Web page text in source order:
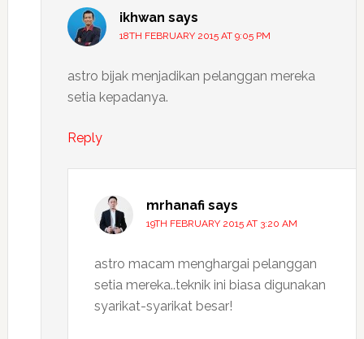
ikhwan says
18TH FEBRUARY 2015 AT 9:05 PM
astro bijak menjadikan pelanggan mereka
setia kepadanya.
Reply
mrhanafi says
19TH FEBRUARY 2015 AT 3:20 AM
astro macam menghargai pelanggan
setia mereka..teknik ini biasa digunakan
syarikat-syarikat besar!